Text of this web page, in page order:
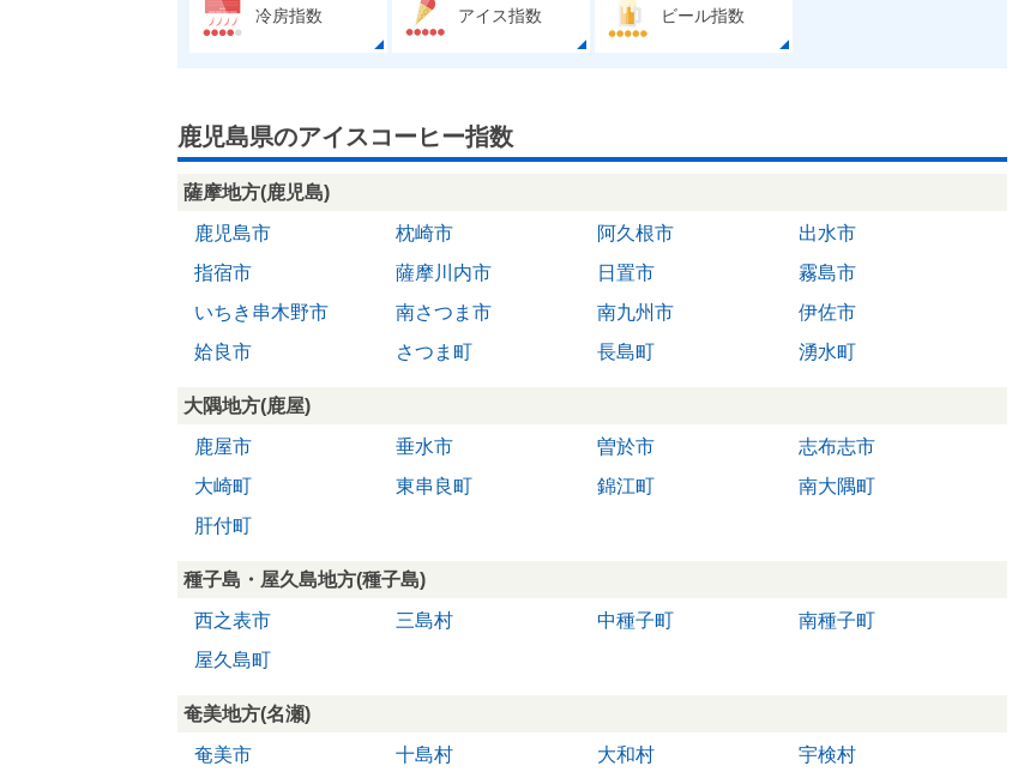
冷房指数 アイス指数 ビール指数
鹿児島県のアイスコーヒー指数
薩摩地方(鹿児島)
鹿児島市
枕崎市 阿久根市
出水市
指宿市
薩摩川内市 日置市
霧島市
いちき串木野市
南さつま市 南九州市
伊佐市
姶良市
さつま町 長島町 湧水町
大隅地方(鹿屋)
鹿屋市
垂水市 曽於市
志布志市
大崎町
東串良町 錦江町
南大隅町
肝付町
種子島・屋久島地方(種子島)
西之表市
三島村 中種子町
南種子町
屋久島町
奄美地方(名瀬)
奄美市
十島村 大和村
宇検村